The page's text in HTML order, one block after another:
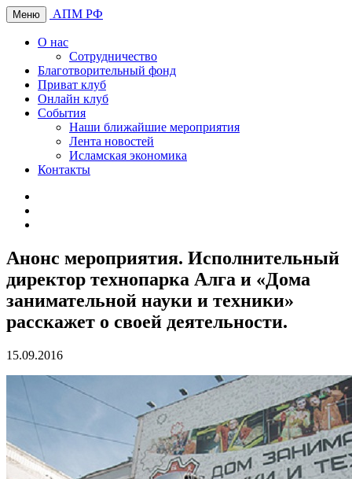
Меню АПМ РФ
О нас
Сотрудничество
Благотворительный фонд
Приват клуб
Онлайн клуб
События
Наши ближайшие мероприятия
Лента новостей
Исламская экономика
Контакты
Анонс мероприятия. Исполнительный
директор технопарка Алга и «Дома
занимательной науки и техники»
расскажет о своей деятельности.
15.09.2016